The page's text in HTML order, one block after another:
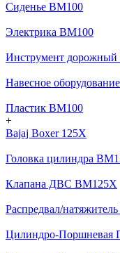
Сиденье BM100
Электрика BM100
Инструмент дорожный
Навесное
Пластик BM100
+
Bajaj Boxer 125X
Головка цилиндра
Клапана ДВС BM125X
Распредвал/
Цилиндро-Поршневая